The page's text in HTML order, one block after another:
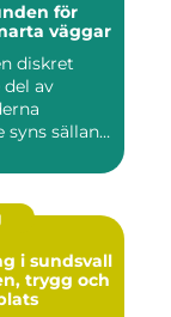
väggar
diskret
av
syns sällan
i sundsvall
trygg och